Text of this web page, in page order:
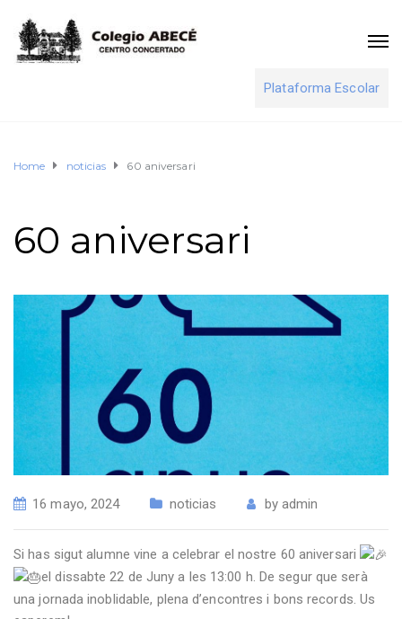
Plataforma Escolar
Home noticias 60 aniversari
60 aniversari
16 mayo, 2024 noticias by admin
Si has sigut alumne vine a celebrar el nostre 60 aniversari
el dissabte 22 de Juny a les 13:00 h. De segur que serà
una jornada inoblidable, plena d’encontres i bons records. Us